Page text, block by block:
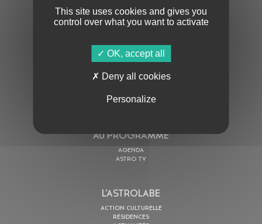
S'ABONNER À LA NEWSLETTER
AU PROGRAMME
AGENDA
ASTRO TV
L’ASTROLABE
ACTION CULTURELLE
RÉSIDENCES
This site uses cookies and gives you
control over what you want to activate
OK, accept all
Deny all cookies
Personalize